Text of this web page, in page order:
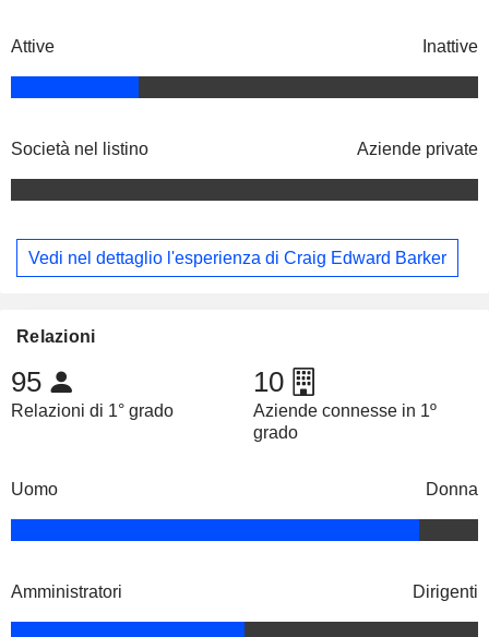
Attive Inattive
Società nel listino Aziende private
Vedi nel dettaglio l'esperienza di Craig Edward Barker
Relazioni
95
Relazioni di 1° grado
10
Aziende connesse in 1º
grado
Uomo Donna
Amministratori Dirigenti